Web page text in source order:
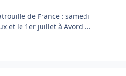
de France : samedi
et le 1er juillet à Avord ...